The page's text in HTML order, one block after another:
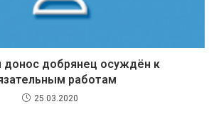
добрянец осуждён к
работам
25.03.2020